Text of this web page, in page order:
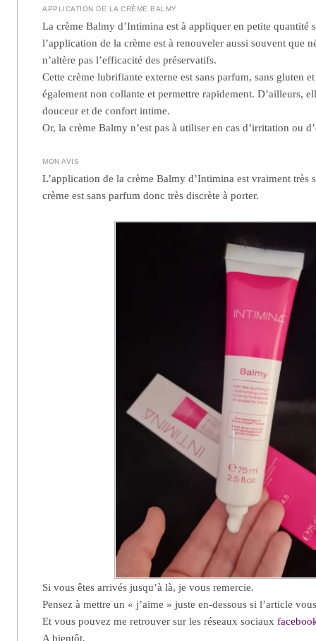
APPLICATION DE LA CRÈME BALMY
La crème Balmy d’Intimina est à appliquer en petite quantité
l’application de la crème est à renouveler aussi souvent que
n’altère pas l’efficacité des préservatifs.
Cette crème lubrifiante externe est sans parfum, sans gluten
également non collante et permettre rapidement. D’ailleurs,
douceur et de confort intime.
Or, la crème Balmy n’est pas à utiliser en cas d’irritation ou
MON AVIS
L’application de la crème Balmy d’Intimina est vraiment très
crème est sans parfum donc très discrète à porter.
Si vous êtes arrivés jusqu’à là, je vous remercie.
Pensez à mettre un « j’aime » juste en-dessous si l’article
Et vous pouvez me retrouver sur les réseaux sociaux
A bientôt.